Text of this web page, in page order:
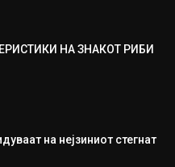
НА ЗНАКОТ РИБИ
на нејзиниот стегнат